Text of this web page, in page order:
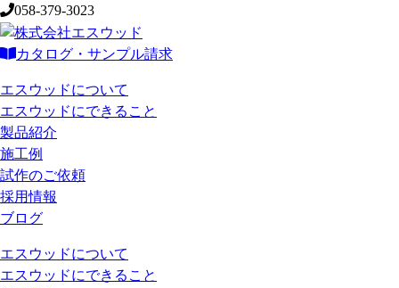
058-379-3023
カタログ・サンプル請求
エスウッドについて
エスウッドにできること
製品紹介
施工例
試作のご依頼
採用情報
ブログ
エスウッドについて
エスウッドにできること